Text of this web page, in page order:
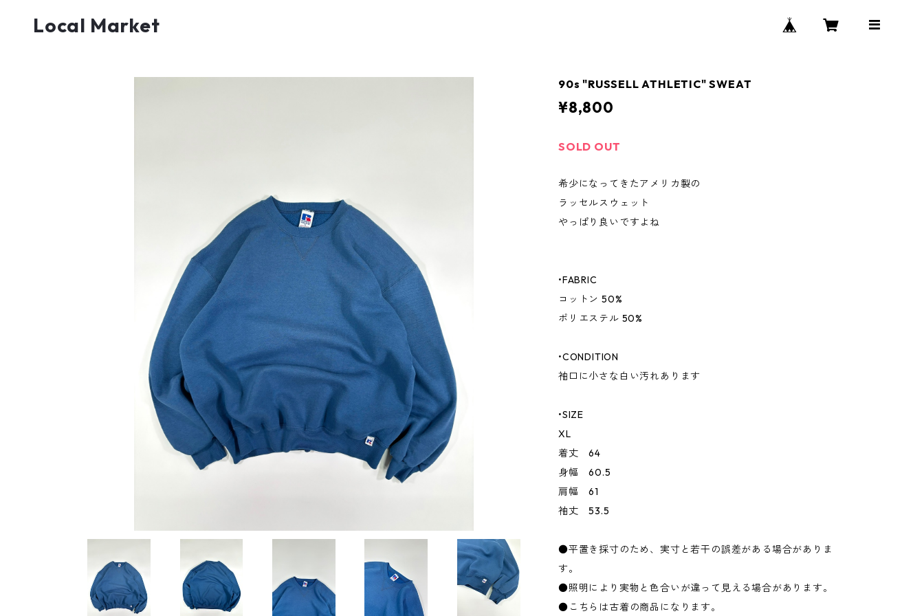
Local Market
90s "RUSSELL ATHLETIC" SWEAT
¥8,800
SOLD OUT
希少になってきたアメリカ製の
ラッセルスウェット
やっぱり良いですよね
•FABRIC
コットン 50%
ポリエステル 50%
•CONDITION
袖口に小さな白い汚れあります
•SIZE
XL
着丈 64
身幅 60.5
肩幅 61
袖丈 53.5
●平置き採寸のため、実寸と若干の誤差がある場合がありま
す。
●照明により実物と色合いが違って見える場合があります。
●こちらは古着の商品になります。